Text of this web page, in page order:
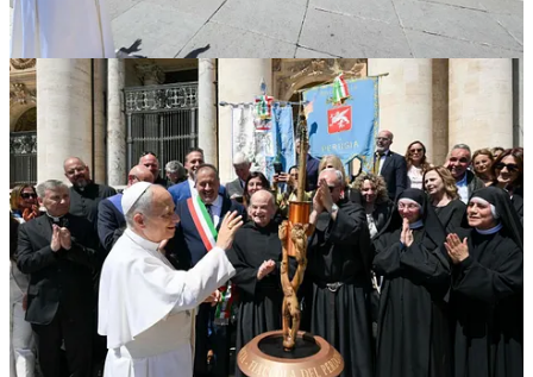
Compartir
Siguiente
Discusión sobre este post
Comentarios Restacks
Lo mejor de Último Debates
Sin posts